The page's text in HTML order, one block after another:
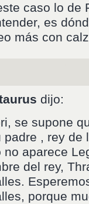
caso lo de
es
más con
dijo:
se supone
padre , rey de
no aparece
del rey,
porque